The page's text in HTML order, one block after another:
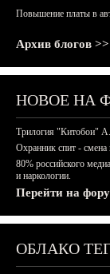
Повышение платы в
Архив блогов >>
НОВОЕ НА
Трилогия "Китобои"
Охранник спит - смена
80% российского
и наркологии.
Перейти на
ОБЛАКО